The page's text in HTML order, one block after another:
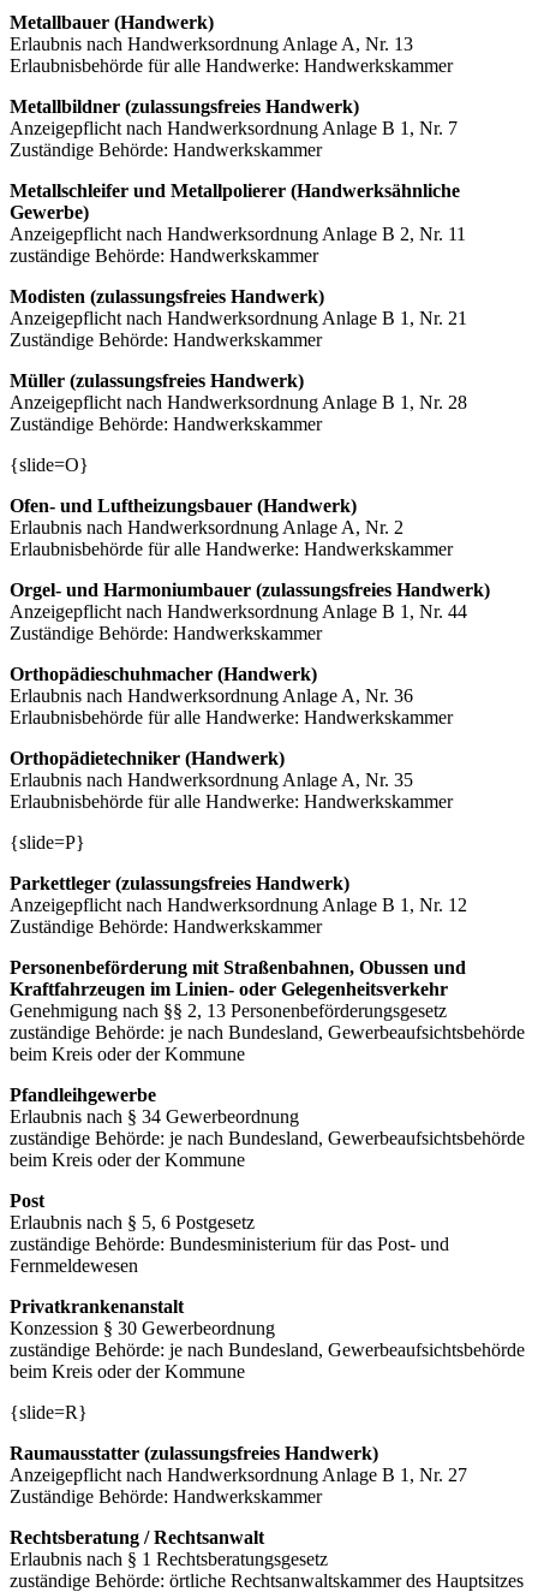
Metallbauer (Handwerk)
Erlaubnis nach Handwerksordnung Anlage A, Nr. 13
Erlaubnisbehörde für alle Handwerke: Handwerkskammer
Metallbildner (zulassungsfreies Handwerk)
Anzeigepflicht nach Handwerksordnung Anlage B 1, Nr. 7
Zuständige Behörde: Handwerkskammer
Metallschleifer und Metallpolierer (Handwerksähnliche
Gewerbe)
Anzeigepflicht nach Handwerksordnung Anlage B 2, Nr. 11
zuständige Behörde: Handwerkskammer
Modisten (zulassungsfreies Handwerk)
Anzeigepflicht nach Handwerksordnung Anlage B 1, Nr. 21
Zuständige Behörde: Handwerkskammer
Müller (zulassungsfreies Handwerk)
Anzeigepflicht nach Handwerksordnung Anlage B 1, Nr. 28
Zuständige Behörde: Handwerkskammer
{slide=O}
Ofen- und Luftheizungsbauer (Handwerk)
Erlaubnis nach Handwerksordnung Anlage A, Nr. 2
Erlaubnisbehörde für alle Handwerke: Handwerkskammer
Orgel- und Harmoniumbauer (zulassungsfreies Handwerk)
Anzeigepflicht nach Handwerksordnung Anlage B 1, Nr. 44
Zuständige Behörde: Handwerkskammer
Orthopädieschuhmacher (Handwerk)
Erlaubnis nach Handwerksordnung Anlage A, Nr. 36
Erlaubnisbehörde für alle Handwerke: Handwerkskammer
Orthopädietechniker (Handwerk)
Erlaubnis nach Handwerksordnung Anlage A, Nr. 35
Erlaubnisbehörde für alle Handwerke: Handwerkskammer
{slide=P}
Parkettleger (zulassungsfreies Handwerk)
Anzeigepflicht nach Handwerksordnung Anlage B 1, Nr. 12
Zuständige Behörde: Handwerkskammer
Personenbeförderung mit Straßenbahnen, Obussen und
Kraftfahrzeugen im Linien- oder Gelegenheitsverkehr
Genehmigung nach §§ 2, 13 Personenbeförderungsgesetz
zuständige Behörde: je nach Bundesland, Gewerbeaufsichtsbehörde
beim Kreis oder der Kommune
Pfandleihgewerbe
Erlaubnis nach § 34 Gewerbeordnung
zuständige Behörde: je nach Bundesland, Gewerbeaufsichtsbehörde
beim Kreis oder der Kommune
Post
Erlaubnis nach § 5, 6 Postgesetz
zuständige Behörde: Bundesministerium für das Post- und
Fernmeldewesen
Privatkrankenanstalt
Konzession § 30 Gewerbeordnung
zuständige Behörde: je nach Bundesland, Gewerbeaufsichtsbehörde
beim Kreis oder der Kommune
{slide=R}
Raumausstatter (zulassungsfreies Handwerk)
Anzeigepflicht nach Handwerksordnung Anlage B 1, Nr. 27
Zuständige Behörde: Handwerkskammer
Rechtsberatung / Rechtsanwalt
Erlaubnis nach § 1 Rechtsberatungsgesetz
zuständige Behörde: örtliche Rechtsanwaltskammer des Hauptsitzes